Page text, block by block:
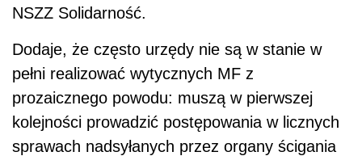
NSZZ Solidarność.
Dodaje, że często urzędy nie są w stanie w
pełni realizować wytycznych MF z
prozaicznego powodu: muszą w pierwszej
kolejności prowadzić postępowania w licznych
sprawach nadsyłanych przez organy ścigania